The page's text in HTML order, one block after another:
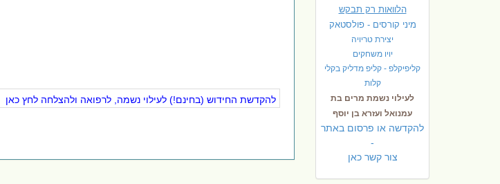
הלוואות רק תבקש
מיני קורסים - פולסטאק
יצירת טריויה
יויו משחקים
קליפיקלפ - קליפ מדליק בקלי
קלות
לעילוי נשמת מרים בת
עמנואל ועזרא בן יוסף
להקדשה או פרסום באתר
-
צור קשר כאן
להקדשת החידוש (בחינם!) לעילוי נשמה, לרפואה ולהצלחה לחץ כאן